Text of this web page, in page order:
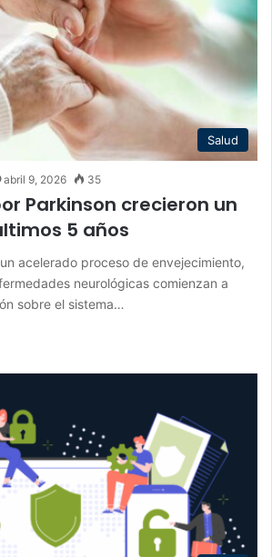
Salud
abril 9, 2026 35
Parkinson crecieron un
5 años
acelerado proceso de envejecimiento,
neurológicas comienzan a
sobre el sistema…